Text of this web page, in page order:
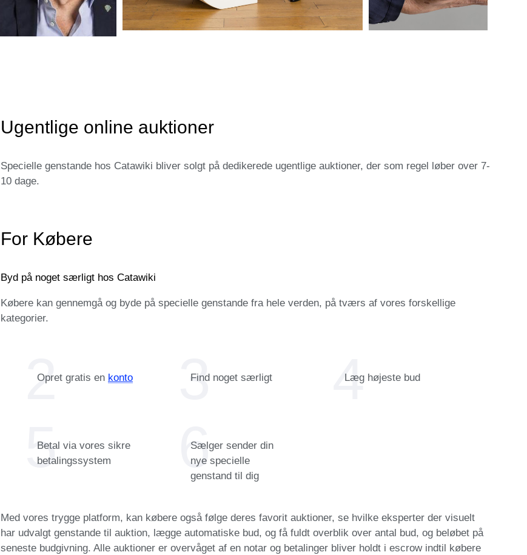
Ugentlige online auktioner
Specielle genstande hos Catawiki bliver solgt på dedikerede ugentlige auktioner, der som regel løber over 7-
10 dage.
For Købere
Byd på noget særligt hos Catawiki
Købere kan gennemgå og byde på specielle genstande fra hele verden, på tværs af vores forskellige
kategorier.
Opret gratis en konto Find noget særligt Læg højeste bud
Betal via vores sikre
betalingssystem
Sælger sender din
nye specielle
genstand til dig
Med vores trygge platform, kan købere også følge deres favorit auktioner, se hvilke eksperter der visuelt
har udvalgt genstande til auktion, lægge automatiske bud, og få fuldt overblik over antal bud, og beløbet på
seneste budgivning. Alle auktioner er overvåget af en notar og betalinger bliver holdt i escrow indtil købere